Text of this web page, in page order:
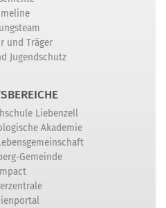
und Träger
Jugendschutz
Liebenzell
Akademie
Gemeinde